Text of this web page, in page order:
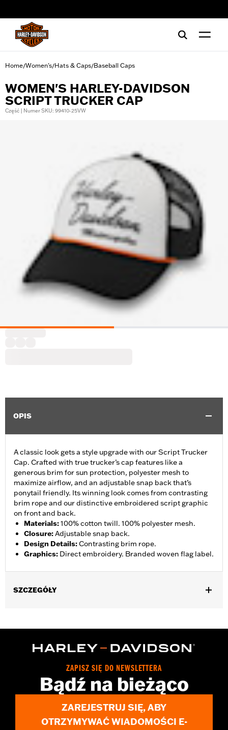
Home/Women's/Hats & Caps/Baseball Caps
WOMEN'S HARLEY-DAVIDSON
SCRIPT TRUCKER CAP
Część | Numer SKU: 99410-25VW
OPIS
A classic look gets a style upgrade with our Script Trucker
Cap. Crafted with true trucker’s cap features like a
generous brim for sun protection, polyester mesh to
maximize airflow, and an adjustable snap back that’s
ponytail friendly. Its winning look comes from contrasting
brim rope and our distinctive embroidered script graphic
on front and back.
Materials:100% cotton twill. 100% polyester mesh.
Closure:Adjustable snap back.
Design Details:Contrasting brim rope.
Graphics: Direct embroidery. Branded woven flag label.
SZCZEGÓŁY
WARRANTY:2 year limited warranty – Go towww.h-
Imported
ZAPISZ SIĘ DO NEWSLETTERA
Bądź na bieżąco
ZAREJESTRUJ SIĘ, ABY
OTRZYMYWAĆ WIADOMOŚCI E-